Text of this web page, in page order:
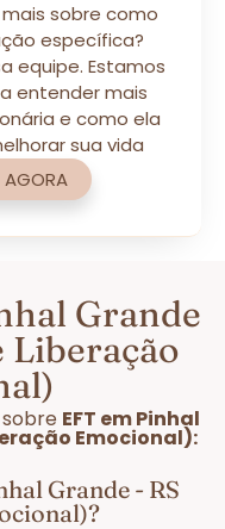
sobre como
específica?
equipe. Estamos
entender mais
e como ela
sua vida
AGORA
Grande
Liberação
EFT em Pinhal
Emocional):
Grande - RS